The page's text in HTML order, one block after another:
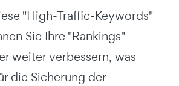
"High-Traffic-Keywords"
Sie Ihre "Rankings"
weiter verbessern, was
die Sicherung der